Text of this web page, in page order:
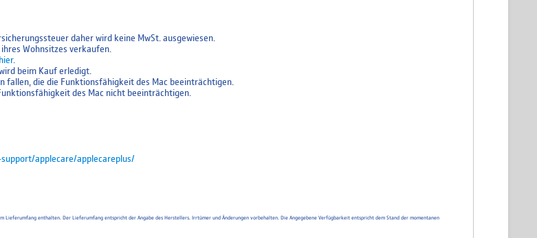
daher wird keine MwSt. ausgewiesen.
Wohnsitzes verkaufen.
hier.
beim Kauf erledigt.
fallen, die die Funktionsfähigkeit des Mac beeinträchtigen.
des Mac nicht beeinträchtigen.
applecare/applecareplus/
Lieferumfang enthalten. Der Lieferumfang entspricht der Angabe des Herstellers. Irrtümer und Änderungen vorbehalten. Die Angegebene Verfügbarkeit entspricht dem Stand der momentanen